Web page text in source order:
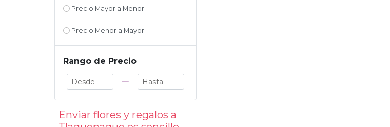
Precio Mayor a Menor
Precio Menor a Mayor
Rango de Precio
—
Enviar flores y regalos a